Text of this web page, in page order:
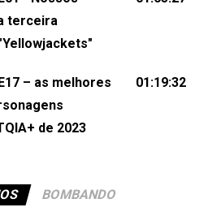
Pollyelly FlorêncioEdição de
terceira
– as melhores
de 2023
01:19:32
BOMBANDO